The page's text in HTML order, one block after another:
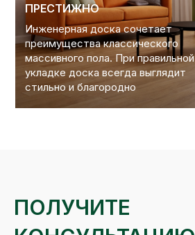
Инженерная доска сочетает
преимущества классического
массивного пола. При правильной
укладке доска всегда выглядит
стильно и благородно
ПРЕСТИЖНО
ПОЛУЧИТЕ